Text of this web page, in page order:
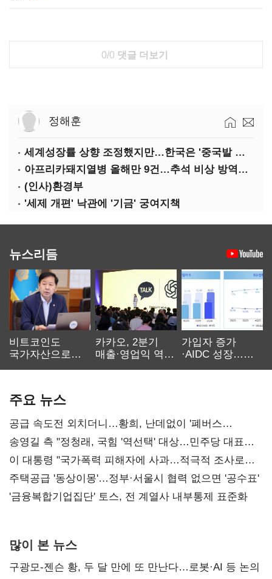
0/0 댓글 더보기
정해훈
세계성장률 상향 조정했지만…한국은 '중국발 살얼음판'
아프리카돼지열병 올해만 9건…추석 비상 방역에 '총력'
(인사)환경부
'세제 개편' 낙관에 '기금' 궁여지책
뉴스리듬
비트코인도
국가자산으로…'
카카오, 2분기
매출·영업익 역대
가입자 증가
·AIDC 성장…
주요 뉴스
공급 속도전 외치더니…황희, 난데없이 '폐버스
리모델링' 제안
송영길 측 "정청래, 국힘 '역선택' 대상…민주당 대표로
총선 지휘 못해"
이 대통령 "국가폭력 피해자에 사과…적극적 조사로
진실 밝혀야"
주택공급 '동상이몽'…정부·서울시 협력 없으면 '공수표'
'금융복합기업집단' 토스, 전 계열사 내부통제 표준화
많이 본 뉴스
구광모-젠슨 황, 두 달 만에 또 만난다…로봇·AI 등 논의